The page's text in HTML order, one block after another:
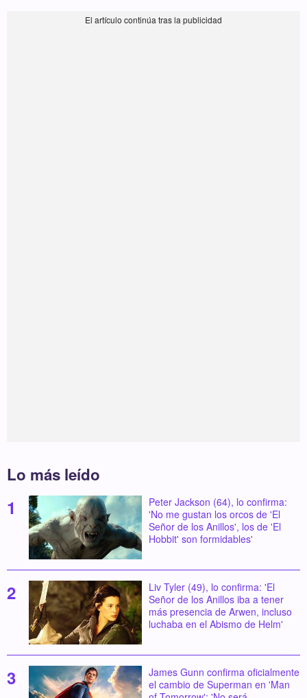
Lo más leído
Peter Jackson (64), lo confirma:
'No me gustan los orcos de 'El
Señor de los Anillos', los de 'El
Hobbit' son formidables'
Liv Tyler (49), lo confirma: 'El
Señor de los Anillos iba a tener
más presencia de Arwen, incluso
luchaba en el Abismo de Helm'
James Gunn confirma oficialmente
el cambio de Superman en 'Man